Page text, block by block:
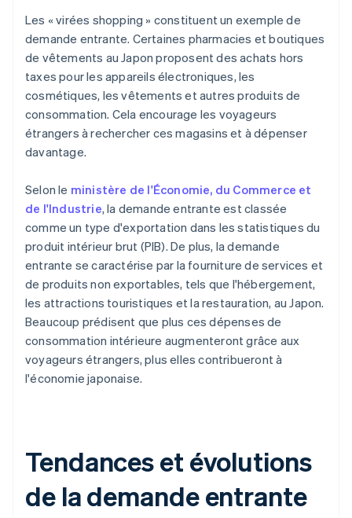
Les « virées shopping » constituent un exemple de
demande entrante. Certaines pharmacies et boutiques
de vêtements au Japon proposent des achats hors
taxes pour les appareils électroniques, les
cosmétiques, les vêtements et autres produits de
consommation. Cela encourage les voyageurs
étrangers à rechercher ces magasins et à dépenser
davantage.
Selon le ministère de l'Économie, du Commerce et
de l'Industrie, la demande entrante est classée
comme un type d'exportation dans les statistiques du
produit intérieur brut (PIB). De plus, la demande
entrante se caractérise par la fourniture de services et
de produits non exportables, tels que l'hébergement,
les attractions touristiques et la restauration, au Japon.
Beaucoup prédisent que plus ces dépenses de
consommation intérieure augmenteront grâce aux
voyageurs étrangers, plus elles contribueront à
l'économie japonaise.
Tendances et évolutions
de la demande entrante